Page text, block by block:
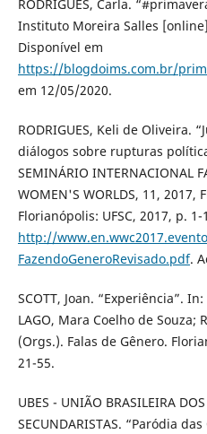
RODRIGUES, Carla.
Instituto Moreira Salles
Disponível em
https://blogdoims.com.br/
em 12/05/2020.
RODRIGUES, Keli de Oliveira.
diálogos sobre rupturas
SEMINÁRIO INTERNACIONAL
WOMEN'S WORLDS, 11, 2017,
Florianópolis: UFSC, 2017, p.
http://
FazendoGeneroRevisado.pdf.
SCOTT, Joan. “Experiência”.
LAGO, Mara Coelho de Souza;
(Orgs.). Falas de Gênero.
21-55.
UBES - UNIÃO BRASILEIRA
SECUNDARISTAS. “Paródia